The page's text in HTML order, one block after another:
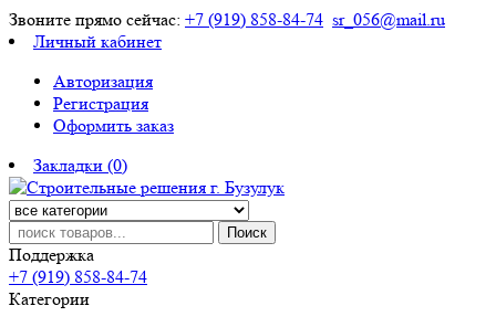
Звоните прямо сейчас: +7 (919) 858-84-74 sr_056@mail.ru
Личный кабинет
Авторизация
Регистрация
Оформить заказ
Закладки (0)
Поиск
Поддержка
+7 (919) 858-84-74
Категории